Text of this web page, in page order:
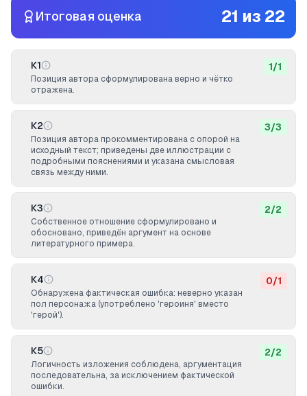
Итоговая оценка 21 из 22
К1
Позиция автора сформулирована верно и чётко
отражена.
1/1
К2
Позиция автора прокомментирована с опорой на
исходный текст; приведены две иллюстрации с
подробными пояснениями и указана смысловая
связь между ними.
3/3
К3
Собственное отношение сформулировано и
обосновано, приведён аргумент на основе
литературного примера.
2/2
К4
Обнаружена фактическая ошибка: неверно указан
пол персонажа (употреблено 'героиня' вместо
'герой').
0/1
К5
Логичность изложения соблюдена, аргументация
последовательна, за исключением фактической
ошибки.
2/2